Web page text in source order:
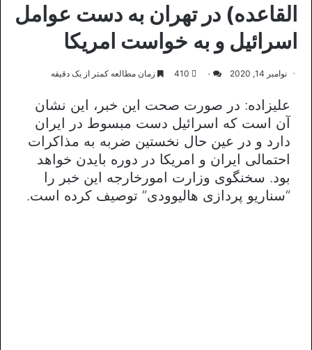
القاعده) در تهران به دست عوامل
اسرائیل و به خواست امریکا
نوامبر 14, 2020 ۰ 410 زمان مطالعه کمتر از یک دقیقه
علیزاده: در صورت صحت این خبر، این نشان
آن است که اسرائیل دست مبسوط در ایران
دارد و در عین حال نخستین ضربه به مذاکرات
احتمالی ایران و امریکا در دوره بایدن خواهد
بود. سخنگوی وزارت امورخارجه این خبر را
“سناریو پردازی هالیوودی” توصیف کرده است.